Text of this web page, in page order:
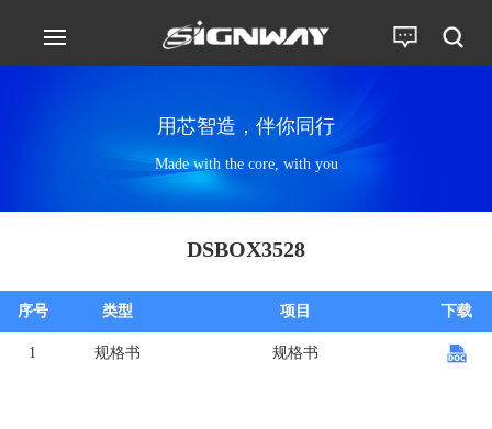
用芯智造，伴你同行
Made with the core, with you
DSBOX3528
序号 类型 项目 下载
1 规格书 规格书